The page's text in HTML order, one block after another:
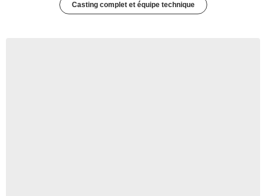
Casting complet et équipe technique